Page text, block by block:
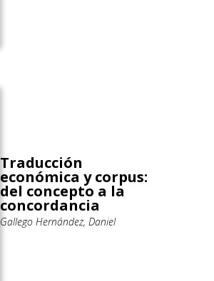
Traducción
económica y corpus:
del concepto a la
concordancia
Gallego Hernández, Daniel